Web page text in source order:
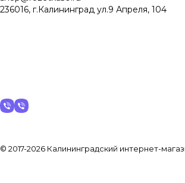
236016, г.Калининград ул.9 Апреля, 104
© 2017-2026 Калининградский интернет-